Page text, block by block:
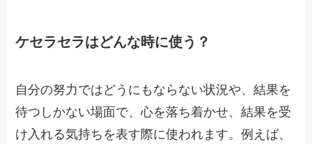
ケセラセラはどんな時に使う？
自分の努力ではどうにもならない状況や、結果を
待つしかない場面で、心を落ち着かせ、結果を受
け入れる気持ちを表す際に使われます。例えば、